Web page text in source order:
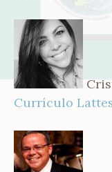
Currículo